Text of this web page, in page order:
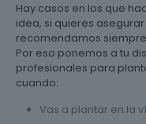
Hay casos en los que
idea, si quieres
recomendamos
Por eso ponemos a tu
profesionales para
cuando:
Vas a plantar en la